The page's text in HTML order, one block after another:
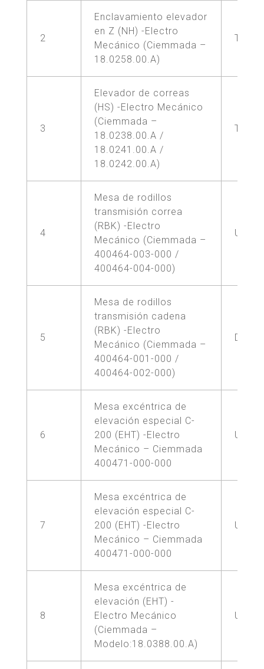
2
Enclavamiento elevador
en Z (NH) -Electro
Mecánico (Ciemmada –
18.0258.00.A)
TRES
3
Elevador de correas
(HS) -Electro Mecánico
(Ciemmada –
18.0238.00.A /
18.0241.00.A /
18.0242.00.A)
TRES
4
Mesa de rodillos
transmisión correa
(RBK) -Electro
Mecánico (Ciemmada –
400464-003-000 /
400464-004-000)
UNA
5
Mesa de rodillos
transmisión cadena
(RBK) -Electro
Mecánico (Ciemmada –
400464-001-000 /
400464-002-000)
DOS
6
Mesa excéntrica de
elevación especial C-
200 (EHT) -Electro
Mecánico – Ciemmada
400471-000-000
UNA
7
Mesa excéntrica de
elevación especial C-
200 (EHT) -Electro
Mecánico – Ciemmada
400471-000-000
UNA
8
Mesa excéntrica de
elevación (EHT) -
Electro Mecánico
(Ciemmada –
Modelo:18.0388.00.A)
UNA